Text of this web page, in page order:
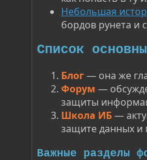
Небольшая
бордов рунета и
Список
Блог— она же
Форум —
защиты
Школа ИБ—
защите данных и
Важные разделы